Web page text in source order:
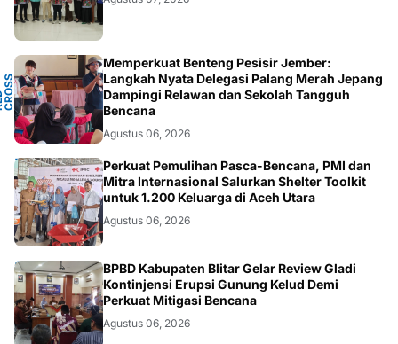
N
S
TY
Memperkuat Benteng Pesisir Jember:
Langkah Nyata Delegasi Palang Merah Jepang
Dampingi Relawan dan Sekolah Tangguh
Bencana
Agustus 06, 2026
ACEH
Perkuat Pemulihan Pasca-Bencana, PMI dan
Mitra Internasional Salurkan Shelter Toolkit
untuk 1.200 Keluarga di Aceh Utara
Agustus 06, 2026
BLITAR
BPBD Kabupaten Blitar Gelar Review Gladi
Kontinjensi Erupsi Gunung Kelud Demi
Perkuat Mitigasi Bencana
Agustus 06, 2026